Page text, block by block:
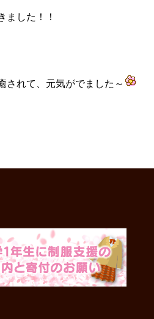
ました！！
されて、元気がでました～